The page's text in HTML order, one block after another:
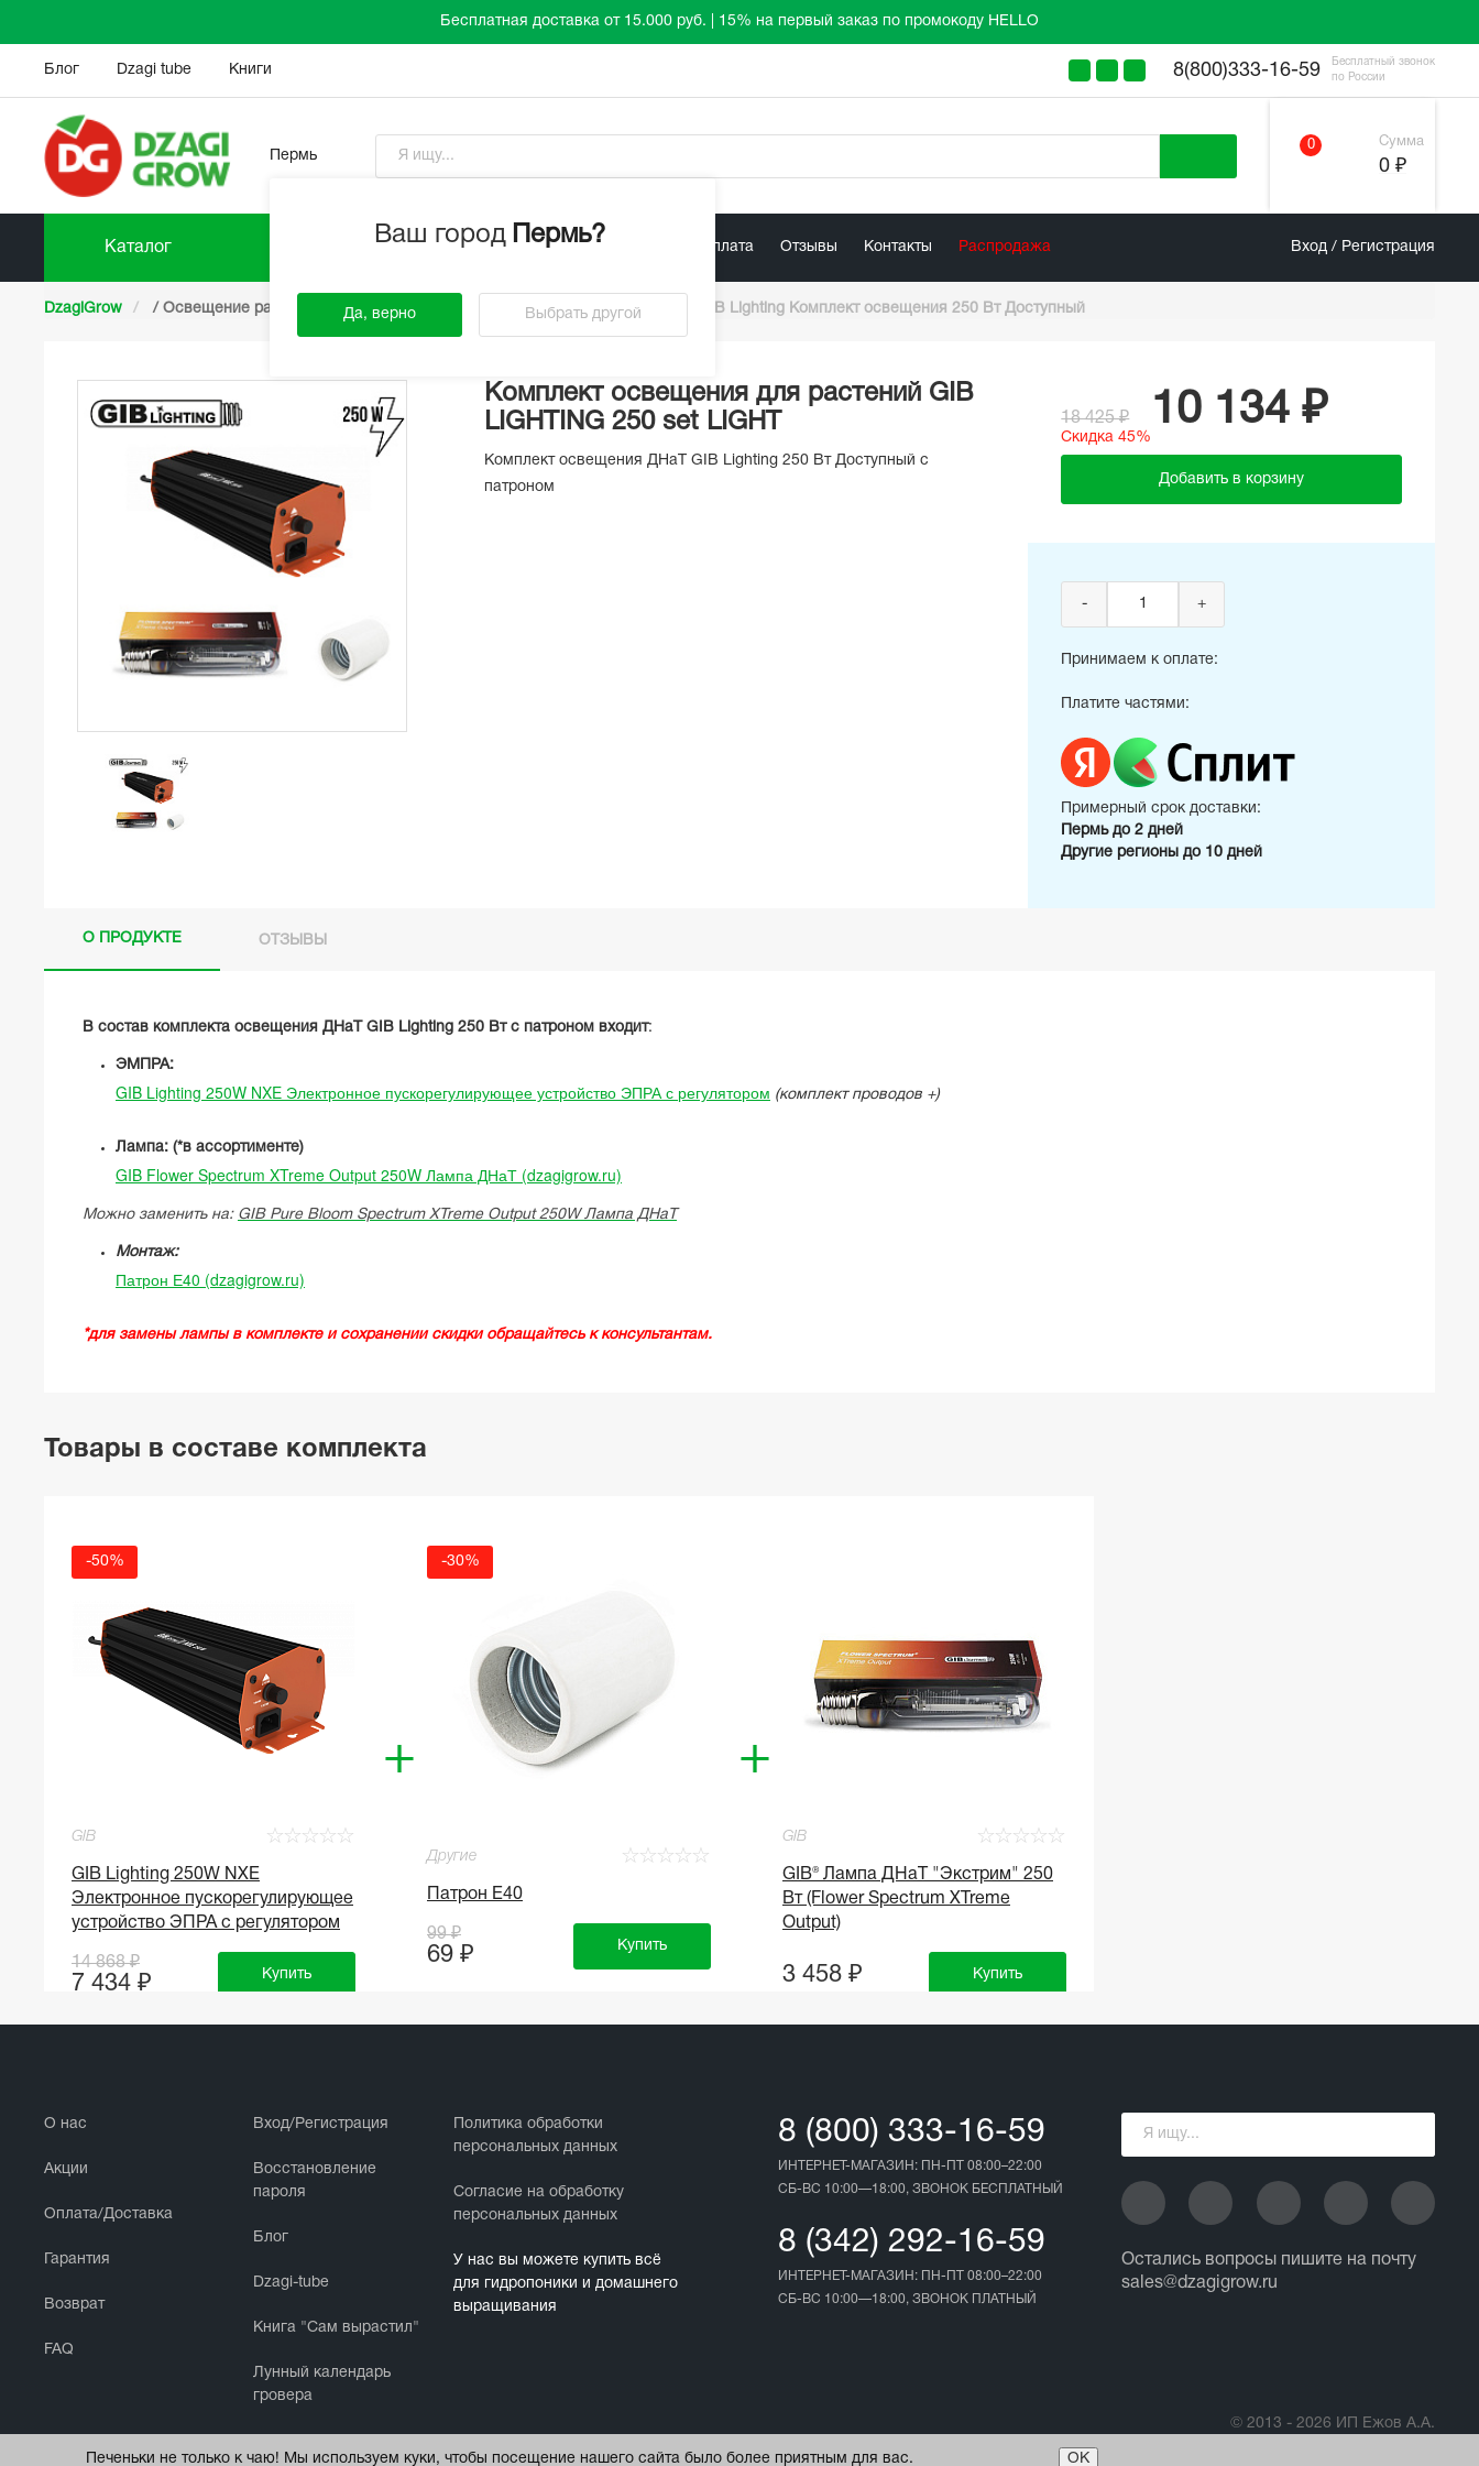
Бесплатная доставка от 15.000 руб. | 15% на первый заказ по промокоду HELLO
Блог Dzagi tube Книги 8(800)333-16-59
Бесплатный звонок
по России
Пермь
Ваш город Пермь?
Да, верно Выбрать другой
0 Сумма
0 ₽
Каталог Прайс-лист Акции Доставка / Оплата Отзывы Контакты Распродажа Вход / Регистрация
DzagiGrow / Освещение растений / Комплекты освещения /ДНАт/ДНАз GIB Lighting Комплект освещения 250 Вт Доступный
Комплект освещения для растений GIB
LIGHTING 250 set LIGHT
Комплект освещения ДНаТ GIB Lighting 250 Вт Доступный с
патроном
18 425 ₽
Скидка 45%
10 134 ₽
Добавить в корзину
- +
Принимаем к оплате:
Платите частями:
Примерный срок доставки:
Пермь до 2 дней
Другие регионы до 10 дней
О ПРОДУКТЕ ОТЗЫВЫ
В состав комплекта освещения ДНаТ GIB Lighting 250 Вт с патроном входит:
ЭМПРА:
GIB Lighting 250W NXE Электронное пускорегулирующее устройство ЭПРА с регулятором (комплект проводов +)
Лампа: (*в ассортименте)
GIB Flower Spectrum XTreme Output 250W Лампа ДНаТ (dzagigrow.ru)
Можно заменить на: GIB Pure Bloom Spectrum XTreme Output 250W Лампа ДНаТ
Монтаж:
Патрон Е40 (dzagigrow.ru)
*для замены лампы в комплекте и сохранении скидки обращайтесь к консультантам.
Товары в составе комплекта
-50%
GIB ☆
☆
☆
☆
☆
GIB Lighting 250W NXE
Электронное пускорегулирующее
устройство ЭПРА с регулятором
14 868 ₽
7 434 ₽ Купить
+
-30%
Другие ☆
☆
☆
☆
☆
Патрон Е40
99 ₽
69 ₽ Купить
+
GIB ☆
☆
☆
☆
☆
GIB® Лампа ДНаТ "Экстрим" 250
Вт (Flower Spectrum XTreme
Output)
3 458 ₽ Купить
О нас
Акции
Оплата/Доставка
Гарантия
Возврат
FAQ
Вход/Регистрация
Восстановление
пароля
Блог
Dzagi-tube
Книга "Сам вырастил"
Лунный календарь
гровера
Политика обработки
персональных данных
Cогласие на обработку
персональных данных
У нас вы можете купить всё
для гидропоники и домашнего
выращивания
8 (800) 333-16-59
ИНТЕРНЕТ-МАГАЗИН: ПН-ПТ 08:00–22:00
СБ-ВС 10:00—18:00, ЗВОНОК БЕСПЛАТНЫЙ
8 (342) 292-16-59
ИНТЕРНЕТ-МАГАЗИН: ПН-ПТ 08:00–22:00
СБ-ВС 10:00—18:00, ЗВОНОК ПЛАТНЫЙ
Остались вопросы пишите на почту
sales@dzagigrow.ru
© 2013 - 2026 ИП Ежов А.А.
Печеньки не только к чаю! Мы используем куки, чтобы посещение нашего сайта было более приятным для вас.
ОК